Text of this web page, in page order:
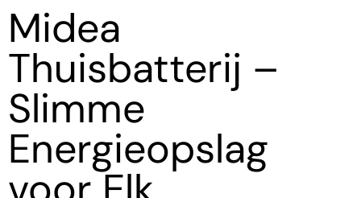
Midea
Thuisbatterij –
Slimme
Energieopslag